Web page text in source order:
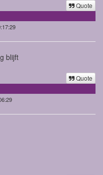
Quote
blijft
Quote